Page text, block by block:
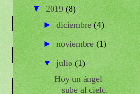
▼2019(8)
►diciembre(4)
►noviembre(1)
▼julio(1)
Hoy un ángel
sube al cielo.